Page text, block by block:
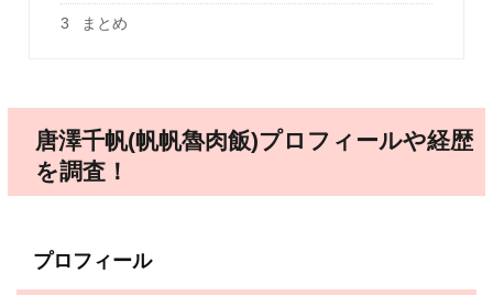
3 まとめ
唐澤千帆(帆帆魯肉飯)プロフィールや経歴
を調査！
プロフィール